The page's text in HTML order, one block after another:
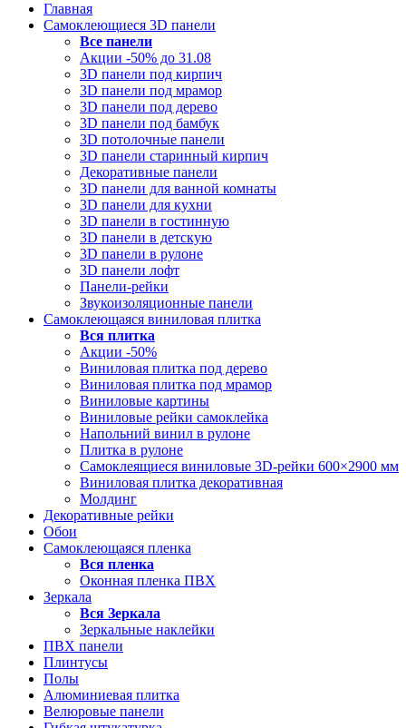
Главная
Самоклеющиеся 3D панели
Все панели
Акции -50% до 31.08
3D панели под кирпич
3D панели под мрамор
3D панели под дерево
3D панели под бамбук
3D потолочные панели
3D панели старинный кирпич
Декоративные панели
3D панели для ванной комнаты
3D панели для кухни
3D панели в гостинную
3D панели в детскую
3D панели в рулоне
3D панели лофт
Панели-рейки
Звукоизоляционные панели
Самоклеющаяся виниловая плитка
Вся плитка
Акции -50%
Виниловая плитка под дерево
Виниловая плитка под мрамор
Виниловые картины
Виниловые рейки самоклейка
Напольний винил в рулоне
Плитка в рулоне
Самоклеящиеся виниловые 3D‑рейки 600×2900 мм
Виниловая плитка декоративная
Молдинг
Декоративные рейки
Обои
Самоклеющаяся пленка
Вся пленка
Оконная пленка ПВХ
Зеркала
Вся Зеркала
Зеркальные наклейки
ПВХ панели
Плинтусы
Полы
Алюминиевая плитка
Велюровые панели